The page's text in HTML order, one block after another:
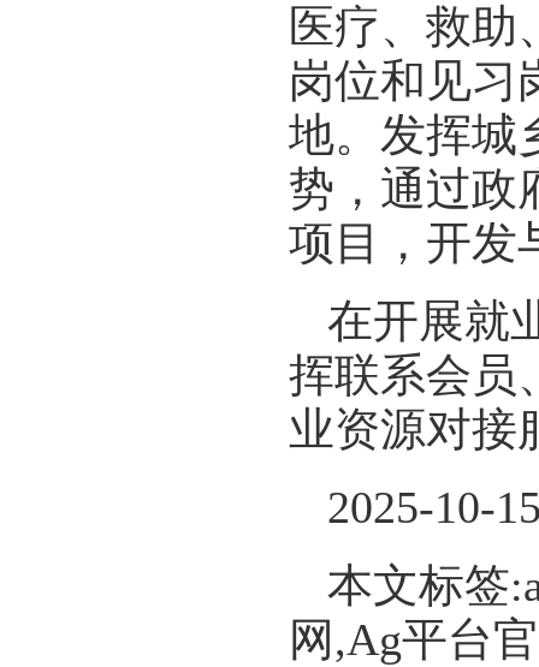
医疗、救助
岗位和见习
地。发挥城
势，通过政
项目，开发
在开展就
挥联系会员
业资源对接
2025-10-
本文标签
网,Ag平台